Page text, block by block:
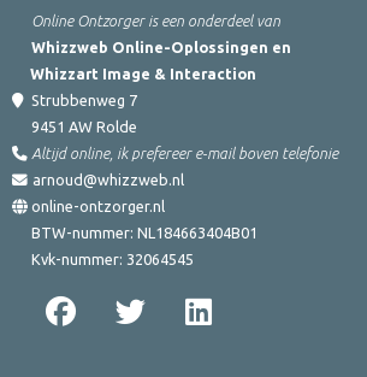
Online Ontzorger is een onderdeel van
Whizzweb Online-Oplossingen en
Whizzart Image & Interaction
Strubbenweg 7
9451 AW Rolde
Altijd online, ik prefereer e-mail boven telefonie
arnoud@whizzweb.nl
online-ontzorger.nl
BTW-nummer: NL184663404B01
Kvk-nummer: 32064545